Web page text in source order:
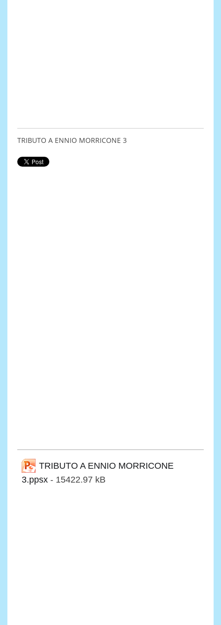
TRIBUTO A ENNIO MORRICONE 3
TRIBUTO A ENNIO MORRICONE
3.ppsx - 15422.97 kB